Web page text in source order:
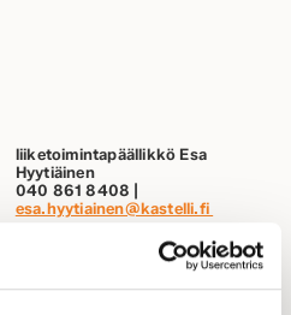
liiketoimintapäällikkö Esa
Hyytiäinen
040 861 8408 |
esa.hyytiainen@kastelli.fi
Oy